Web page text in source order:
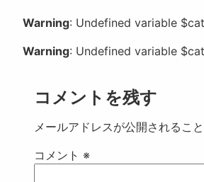
Warning: Undefined variable
Warning: Undefined variable
コメントを残す
メールアドレスが公開されるこ
コメント ※